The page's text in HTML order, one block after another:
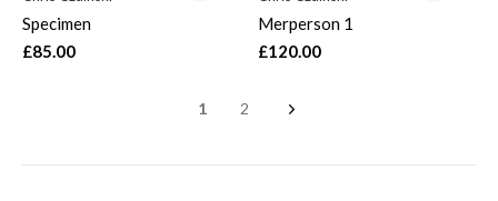
Specimen
£85.00
Merperson 1
£120.00
1 2